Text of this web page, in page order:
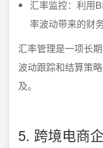
汇率监控：利用
率波动带来的财
汇率管理是一项长
波动跟踪和结算策
及。
5. 跨境电商